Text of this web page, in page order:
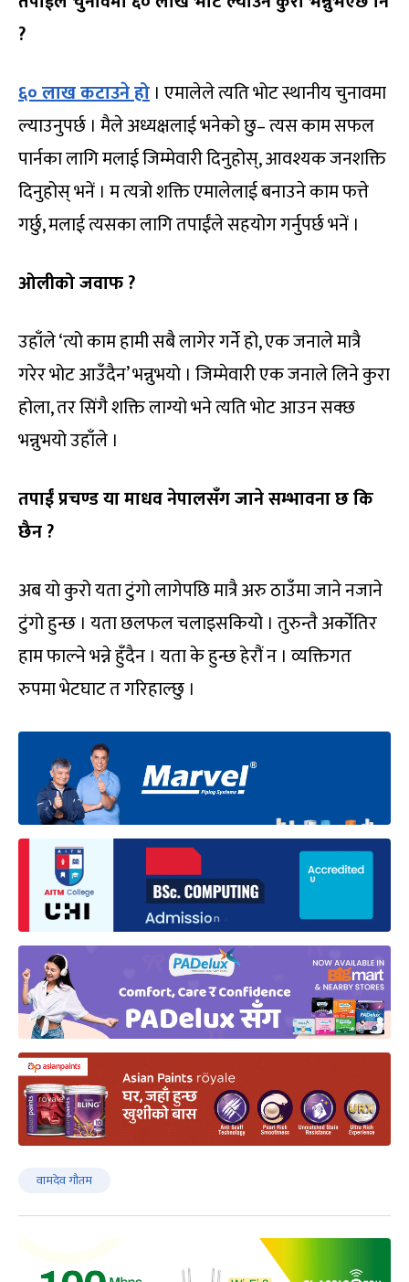
?
६० लाख कटाउने हो । एमालेले त्यति भोट स्थानीय चुनावमा
ल्याउनुपर्छ । मैले अध्यक्षलाई भनेको छु– त्यस काम सफल
पार्नका लागि मलाई जिम्मेवारी दिनुहोस्, आवश्यक जनशक्ति
दिनुहोस् भनें । म त्यत्रो शक्ति एमालेलाई बनाउने काम फत्ते
गर्छु, मलाई त्यसका लागि तपाईंले सहयोग गर्नुपर्छ भनें ।
ओलीको जवाफ ?
उहाँले ‘त्यो काम हामी सबै लागेर गर्ने हो, एक जनाले मात्रै
गरेर भोट आउँदैन’ भन्नुभयो । जिम्मेवारी एक जनाले लिने कुरा
होला, तर सिंगै शक्ति लाग्यो भने त्यति भोट आउन सक्छ
भन्नुभयो उहाँले ।
तपाईं प्रचण्ड या माधव नेपालसँग जाने सम्भावना छ कि
छैन ?
अब यो कुरो यता टुंगो लागेपछि मात्रै अरु ठाउँमा जाने नजाने
टुंगो हुन्छ । यता छलफल चलाइसकियो । तुरुन्तै अर्कोतिर
हाम फाल्ने भन्ने हुँदैन । यता के हुन्छ हेरौं न । व्यक्तिगत
रुपमा भेटघाट त गरिहाल्छु ।
वामदेव गौतम